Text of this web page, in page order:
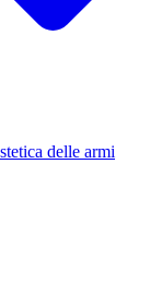
delle armi